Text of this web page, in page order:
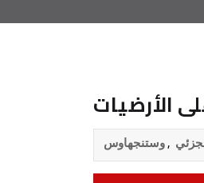
الأرضيات
,وستنجهاوس